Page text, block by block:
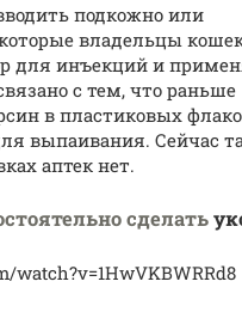
подкожно или
владельцы
для инъекций и
с тем, что раньше
в пластиковых
выпаивания. Сейчас
аптек нет.
сделать
watch?v=1HwVKBWRRd8